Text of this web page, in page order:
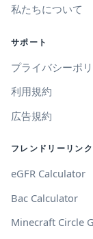
私たちについて
サポート
プライバシーポ
利用規約
広告規約
フレンドリーリンク
eGFR Calculator
Bac Calculator
Minecraft Circle